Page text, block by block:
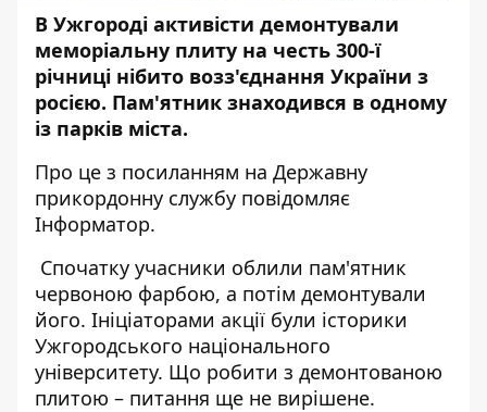
В Ужгороді активісти демонтували
меморіальну плиту на честь 300-ї
річниці нібито возз'єднання України з
росією. Пам'ятник знаходився в одному
із парків міста.
Про це з посиланням на Державну
прикордонну службу повідомляє
Інформатор.
Спочатку учасники облили пам'ятник
червоною фарбою, а потім демонтували
його. Ініціаторами акції були історики
Ужгородського національного
університету. Що робити з демонтованою
плитою – питання ще не вирішене.